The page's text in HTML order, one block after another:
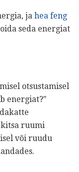
ja hea feng
seda energiat
otsustamisel
energiat?"
ruumi
või ruudu